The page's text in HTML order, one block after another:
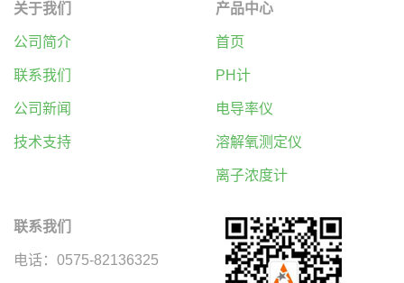
关于我们
公司简介
联系我们
公司新闻
技术支持
产品中心
首页
PH计
电导率仪
溶解氧测定仪
离子浓度计
联系我们
电话：0575-82136325